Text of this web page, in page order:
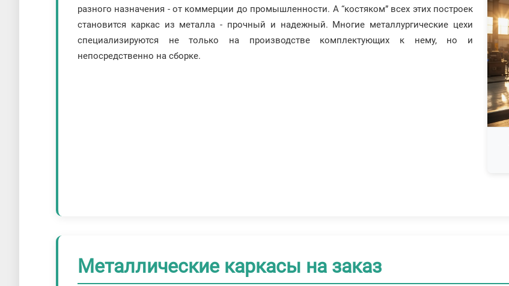
разного назначения - от коммерции до промышленности. А “костяком” всех этих построек
становится каркас из металла - прочный и надежный. Многие металлургические цехи
специализируются не только на производстве комплектующих к нему, но и
непосредственно на сборке.
Металлические каркасы на заказ